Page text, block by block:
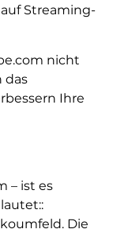
Streaming-
nicht
das
Ihre
– ist es
Die